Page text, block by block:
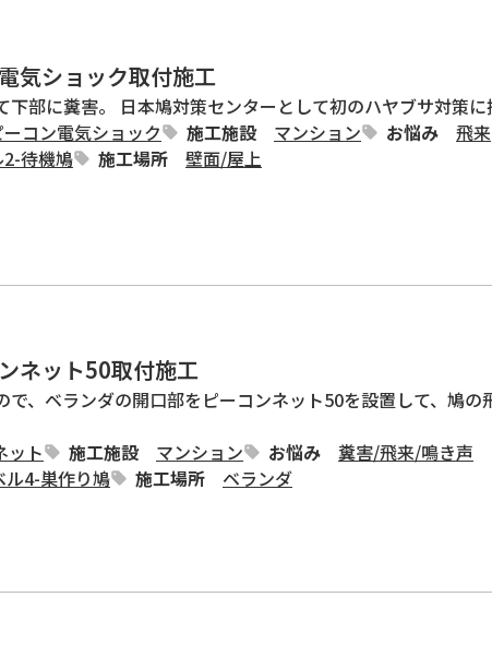
ショック取付施工
部に糞害。 日本鳩対策センターとして初のハヤブサ対策に
ーコン電気ショック 施工施設 マンション お悩み
飛来
待機鳩 施工場所 壁面/屋上
ネット50取付施工
、ベランダの開口部をピーコンネット50を設置して、鳩の
ット 施工施設 マンション お悩み 糞害/飛来/鳴き声
ル4-巣作り鳩 施工場所
ベランダ